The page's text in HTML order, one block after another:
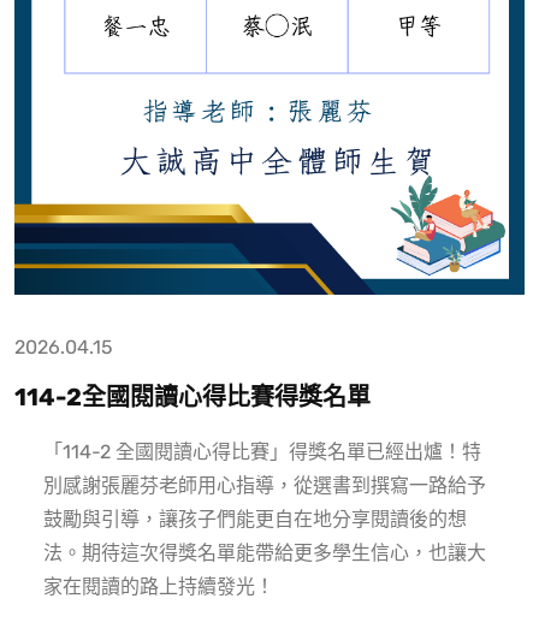
2026.04.15
114-2全國閱讀心得比賽得獎名單
「114-2 全國閱讀心得比賽」得獎名單已經出爐！特
別感謝張麗芬老師用心指導，從選書到撰寫一路給予
鼓勵與引導，讓孩子們能更自在地分享閱讀後的想
法。期待這次得獎名單能帶給更多學生信心，也讓大
家在閱讀的路上持續發光！